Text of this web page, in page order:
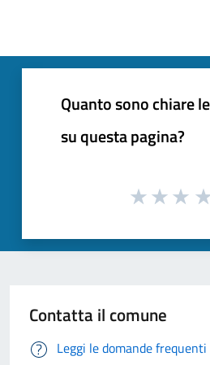
Quanto sono chiare
su questa pagina?
Contatta il comune
Leggi le domande frequenti